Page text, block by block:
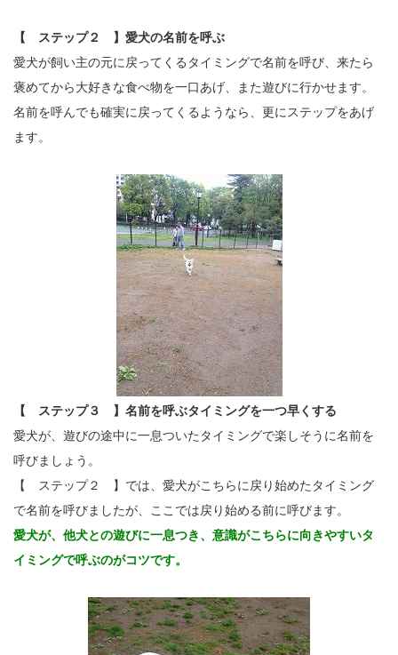
【 ステップ２ 】愛犬の名前を呼ぶ
愛犬が飼い主の元に戻ってくるタイミングで名前を呼び、来たら
褒めてから大好きな食べ物を一口あげ、また遊びに行かせます。
名前を呼んでも確実に戻ってくるようなら、更にステップをあげ
ます。
【 ステップ３ 】名前を呼ぶタイミングを一つ早くする
愛犬が、遊びの途中に一息ついたタイミングで楽しそうに名前を
呼びましょう。
【 ステップ２ 】では、愛犬がこちらに戻り始めたタイミング
で名前を呼びましたが、ここでは戻り始める前に呼びます。
愛犬が、他犬との遊びに一息つき、意識がこちらに向きやすいタ
イミングで呼ぶのがコツです。